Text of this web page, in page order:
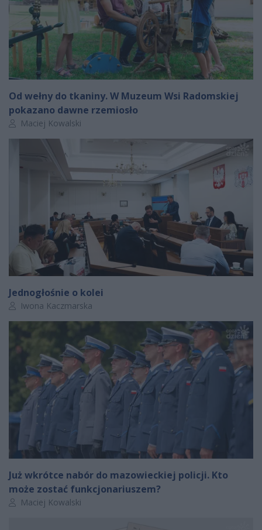
Od wełny do tkaniny. W Muzeum Wsi Radomskiej
pokazano dawne rzemiosło
Autor artykułu:
Maciej Kowalski
Jednogłośnie o kolei
Autor artykułu:
Iwona Kaczmarska
Już wkrótce nabór do mazowieckiej policji. Kto
może zostać funkcjonariuszem?
Autor artykułu:
Maciej Kowalski